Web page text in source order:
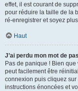
effet, il est courant de
pour réduire la taille de la
ré-enregistrer et soyez
Haut
J’ai perdu mon mot de
Pas de panique ! Bien
peut facilement être
connexion puis cliquez sur
instructions énoncées et